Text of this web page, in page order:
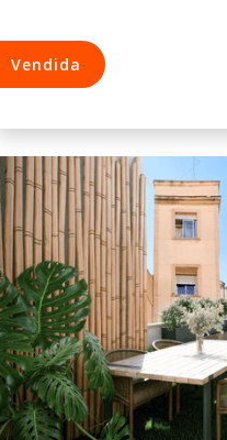
Vendida